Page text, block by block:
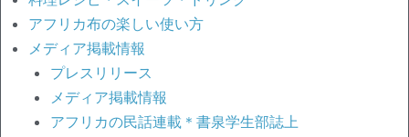
アフリカ布の楽しい使い方
メディア掲載情報
プレスリリース
メディア掲載情報
アフリカの民話連載＊書泉学生部誌上